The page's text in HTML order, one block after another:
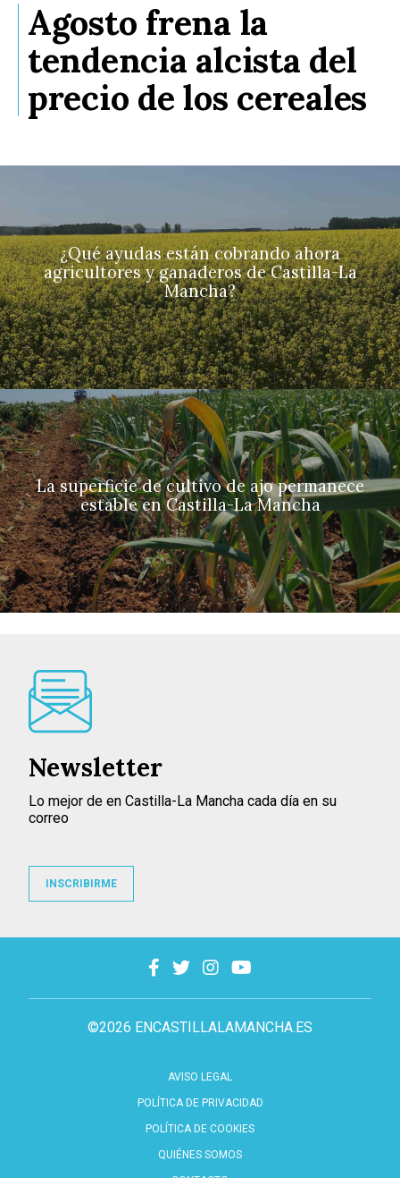
Agosto frena la
tendencia alcista del
precio de los cereales
¿Qué ayudas están cobrando ahora
agricultores y ganaderos de Castilla-La
Mancha?
La superficie de cultivo de ajo permanece
estable en Castilla-La Mancha
©2026 ENCASTILLALAMANCHA.ES
AVISO LEGAL
POLÍTICA DE PRIVACIDAD
POLÍTICA DE COOKIES
QUIÉNES SOMOS
Newsletter
Lo mejor de en Castilla-La Mancha cada día en su
correo
INSCRIBIRME